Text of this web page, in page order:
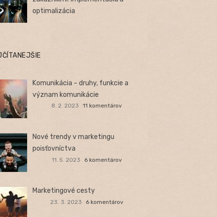
optimalizácia
Komunikácia – druhy, funkcie a
význam komunikácie
8. 2. 2023 11 komentárov
Nové trendy v marketingu
poisťovníctva
11. 5. 2023 6 komentárov
Marketingové cesty
23. 3. 2023 6 komentárov